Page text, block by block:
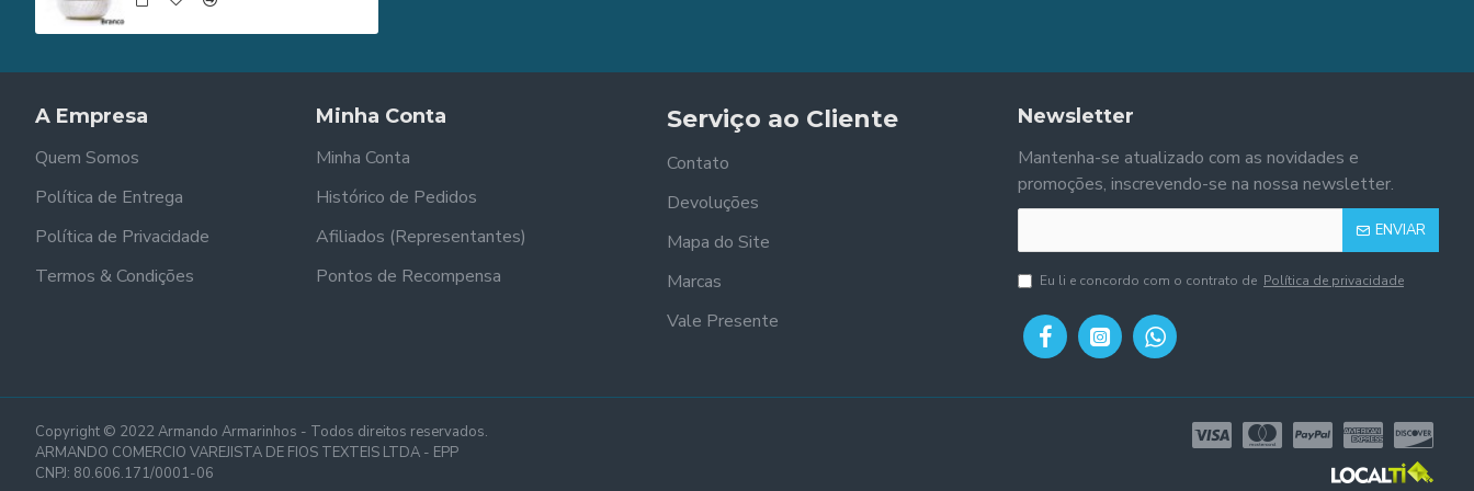
A Empresa
Quem Somos
Política de Entrega
Política de Privacidade
Termos & Condições
Minha Conta
Minha Conta
Histórico de Pedidos
Afiliados (Representantes)
Pontos de Recompensa
Serviço ao Cliente
Contato
Devoluções
Mapa do Site
Marcas
Vale Presente
Newsletter
Mantenha-se atualizado com as novidades e
promoções, inscrevendo-se na nossa newsletter.
ENVIAR
Eu li e concordo com o contrato de Política de privacidade
Copyright © 2022 Armando Armarinhos - Todos direitos reservados.
ARMANDO COMERCIO VAREJISTA DE FIOS TEXTEIS LTDA - EPP
CNPJ: 80.606.171/0001-06